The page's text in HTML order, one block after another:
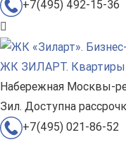
+7(495) 492-15-36
ЖК ЗИЛАРТ. Квартиры
Набережная Москвы-
Зил. Доступна
+7(495) 021-86-52